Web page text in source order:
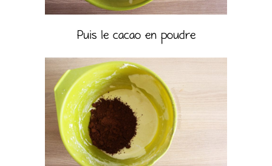
Puis le cacao en poudre